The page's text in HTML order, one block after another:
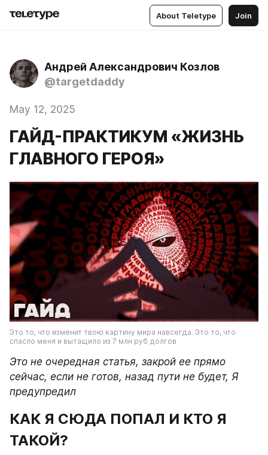
About Teletype Join
Андрей Александрович Козлов
@targetdaddy
May 12, 2025
ГАЙД-ПРАКТИКУМ «ЖИЗНЬ
ГЛАВНОГО ГЕРОЯ»
Это то, что изменит твою картину мира навсегда. Это то, что
спасло меня и вытащило из 7 млн руб долгов
Это не очередная статья, закрой ее прямо
сейчас, если не готов, назад пути не будет, Я
предупредил
КАК Я СЮДА ПОПАЛ И КТО Я
ТАКОЙ?